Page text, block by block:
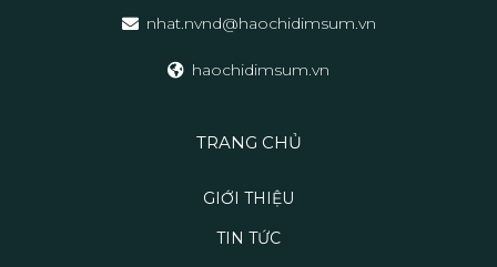
nhat.nvnd@haochidimsum.vn
haochidimsum.vn
TRANG CHỦ
GIỚI THIỆU
TIN TỨC